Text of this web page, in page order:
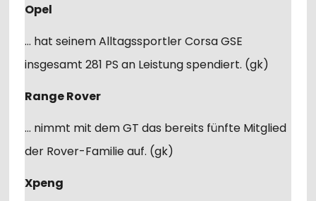
Opel
… hat seinem Alltagssportler Corsa GSE
insgesamt 281 PS an Leistung spendiert. (gk)
Range Rover
… nimmt mit dem GT das bereits fünfte Mitglied
der Rover-Familie auf. (gk)
Xpeng